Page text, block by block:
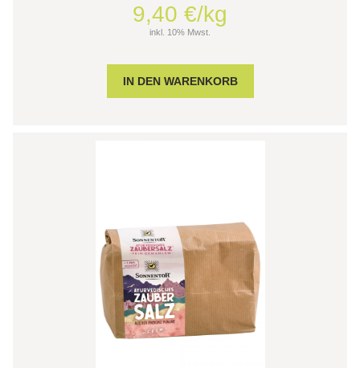
9,40 €/kg
inkl. 10% Mwst.